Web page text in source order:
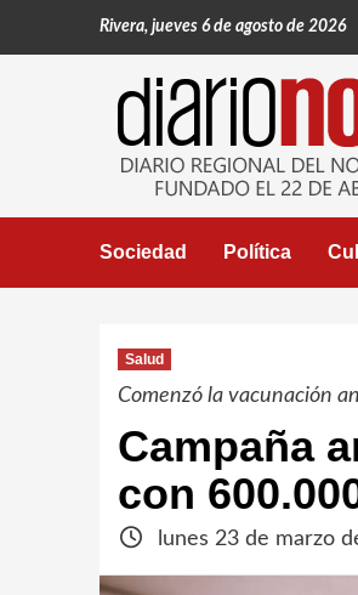
Rivera, jueves 6 de agosto de 2026
Sociedad Política
Salud
Comenzó la vacunación
Campaña
con
lunes 23 de marzo